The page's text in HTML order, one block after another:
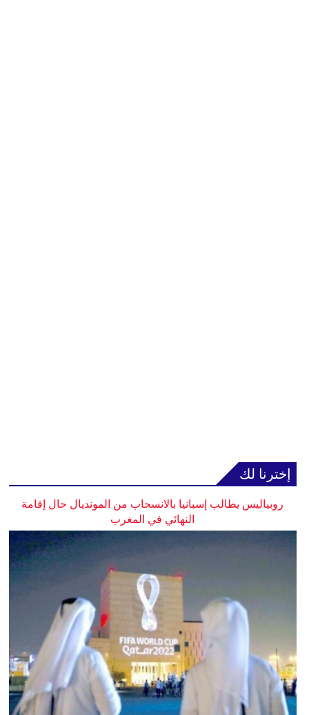
إخترنا لك
روبياليس يطالب إسبانيا بالانسحاب من المونديال حال إقامة
النهائي في المغرب